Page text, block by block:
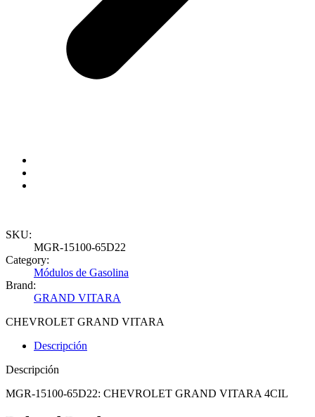
SKU:
MGR-15100-65D22
Category:
Módulos de Gasolina
Brand:
GRAND VITARA
CHEVROLET GRAND VITARA
Descripción
Descripción
MGR-15100-65D22: CHEVROLET GRAND VITARA 4CIL